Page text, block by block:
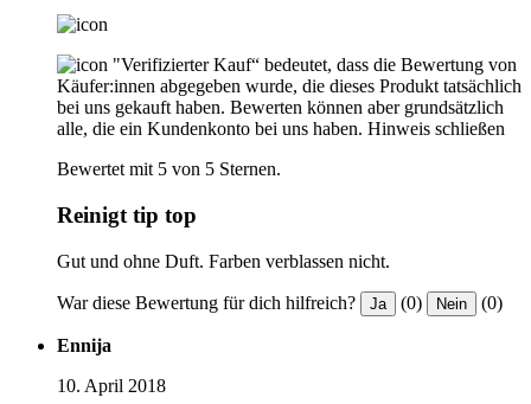
"Verifizierter Kauf“ bedeutet, dass die Bewertung von
Käufer:innen abgegeben wurde, die dieses Produkt tatsächlich
bei uns gekauft haben. Bewerten können aber grundsätzlich
alle, die ein Kundenkonto bei uns haben. Hinweis schließen
Bewertet mit 5 von 5 Sternen.
Reinigt tip top
Gut und ohne Duft. Farben verblassen nicht.
War diese Bewertung für dich hilfreich? Ja (0) Nein (0)
Ennija
10. April 2018